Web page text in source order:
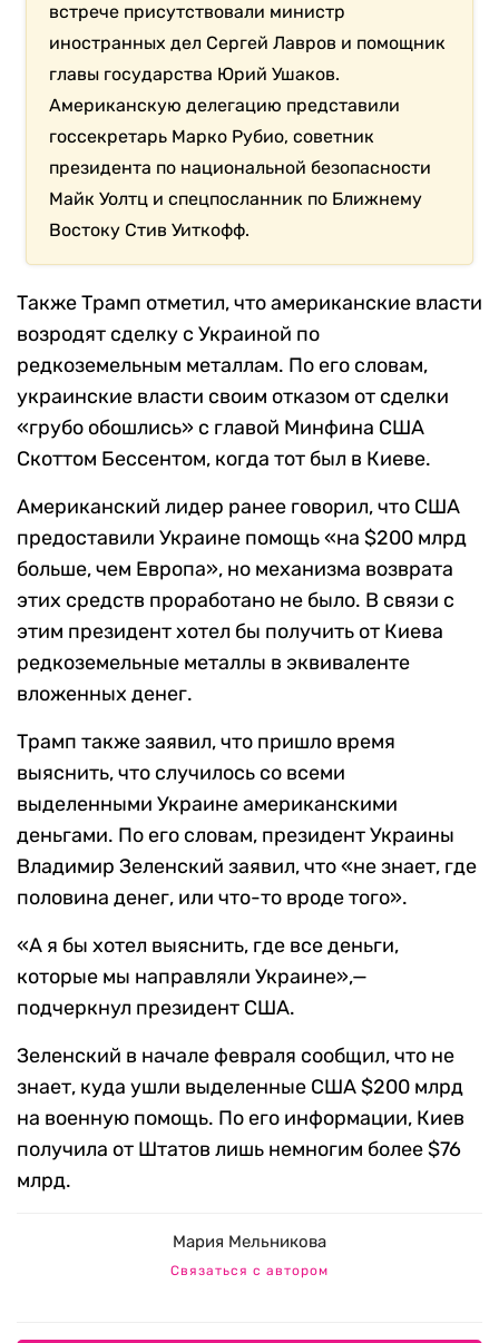
встрече присутствовали министр
иностранных дел Сергей Лавров и помощник
главы государства Юрий Ушаков.
Американскую делегацию представили
госсекретарь Марко Рубио, советник
президента по национальной безопасности
Майк Уолтц и спецпосланник по Ближнему
Востоку Стив Уиткофф.
Также Трамп отметил, что американские власти
возродят сделку с Украиной по
редкоземельным металлам. По его словам,
украинские власти своим отказом от сделки
«грубо обошлись» с главой Минфина США
Скоттом Бессентом, когда тот был в Киеве.
Американский лидер ранее говорил, что США
предоставили Украине помощь «на $200 млрд
больше, чем Европа», но механизма возврата
этих средств проработано не было. В связи с
этим президент хотел бы получить от Киева
редкоземельные металлы в эквиваленте
вложенных денег.
Трамп также заявил, что пришло время
выяснить, что случилось со всеми
выделенными Украине американскими
деньгами. По его словам, президент Украины
Владимир Зеленский заявил, что «не знает, где
половина денег, или что-то вроде того».
«А я бы хотел выяснить, где все деньги,
которые мы направляли Украине»,—
подчеркнул президент США.
Зеленский в начале февраля сообщил, что не
знает, куда ушли выделенные США $200 млрд
на военную помощь. По его информации, Киев
получила от Штатов лишь немногим более $76
млрд.
Мария Мельникова
Связаться с автором